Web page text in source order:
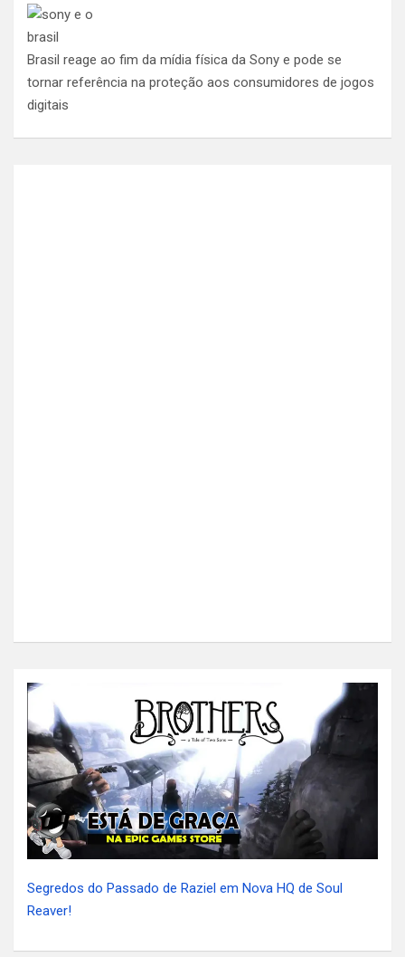
Brasil reage ao fim da mídia física da Sony e pode se
tornar referência na proteção aos consumidores de jogos
digitais
Segredos do Passado de Raziel em Nova HQ de Soul
Reaver!